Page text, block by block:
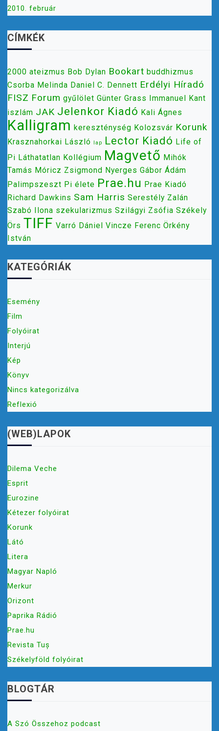
2010. február
CÍMKÉK
2000 ateizmus Bob Dylan Bookart buddhizmus
Csorba Melinda Daniel C. Dennett Erdélyi Híradó
FISZ Forum gyűlölet Günter Grass Immanuel Kant
iszlám JAK Jelenkor Kiadó Kali Ágnes
Kalligram kereszténység Kolozsvár Korunk
Krasznahorkai László lap Lector Kiadó Life of
Pi Láthatatlan Kollégium Magvető Mihók
Tamás Móricz Zsigmond Nyerges Gábor Ádám
Palimpszeszt Pi élete Prae.hu Prae Kiadó
Richard Dawkins Sam Harris Serestély Zalán
Szabó Ilona szekularizmus Szilágyi Zsófia Székely
Örs TIFF Varró Dániel Vincze Ferenc Örkény
István
KATEGÓRIÁK
Esemény
Film
Folyóirat
Interjú
Kép
Könyv
Nincs kategorizálva
Reflexió
(WEB)LAPOK
Dilema Veche
Esprit
Eurozine
Kétezer folyóirat
Korunk
Látó
Litera
Magyar Napló
Merkur
Orizont
Paprika Rádió
Prae.hu
Revista Tuș
Székelyföld folyóirat
BLOGTÁR
A Szó Összehoz podcast